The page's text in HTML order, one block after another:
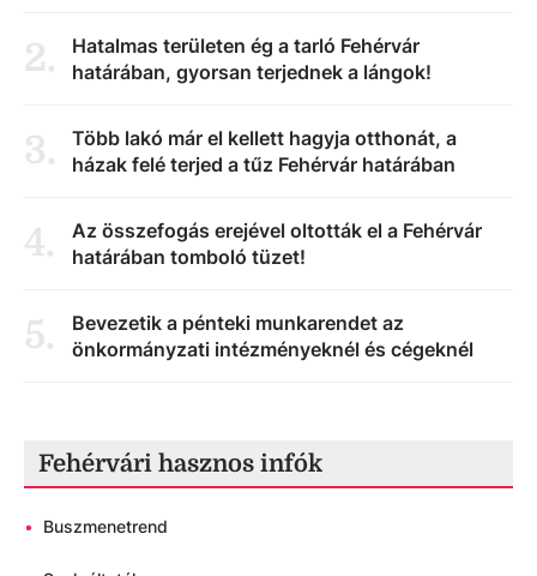
2.
Hatalmas területen ég a tarló Fehérvár
határában, gyorsan terjednek a lángok!
3.
Több lakó már el kellett hagyja otthonát, a
házak felé terjed a tűz Fehérvár határában
4.
Az összefogás erejével oltották el a Fehérvár
határában tomboló tüzet!
5.
Bevezetik a pénteki munkarendet az
önkormányzati intézményeknél és cégeknél
Fehérvári hasznos infók
• Buszmenetrend